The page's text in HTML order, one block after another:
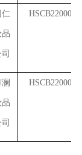
HSCB2200002
HSCB2200005